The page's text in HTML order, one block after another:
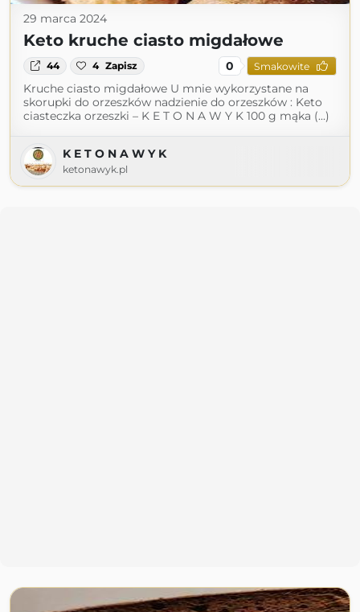
29 marca 2024
Keto kruche ciasto migdałowe
44 4 Zapisz 0 Smakowite
Kruche ciasto migdałowe U mnie wykorzystane na
skorupki do orzeszków nadzienie do orzeszków : Keto
ciasteczka orzeszki – K E T O N A W Y K 100 g mąka (...)
K E T O N A W Y K
ketonawyk.pl